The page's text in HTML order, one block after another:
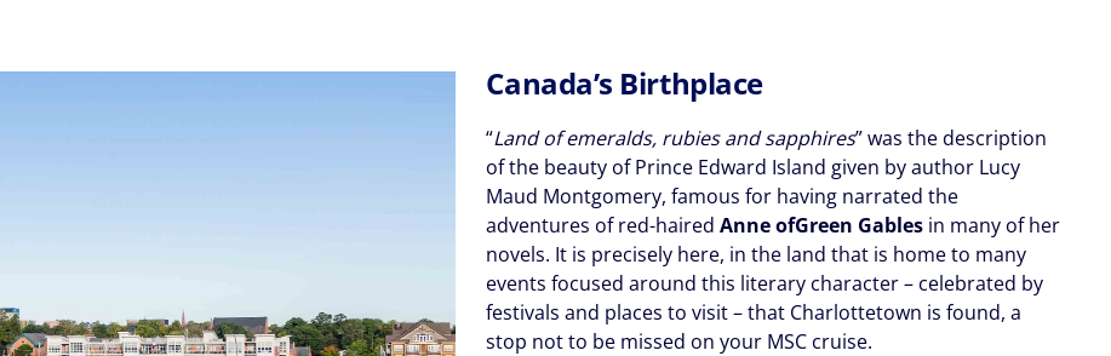
Canada’s Birthplace
“Land of emeralds, rubies and sapphires” was the description
of the beauty of Prince Edward Island given by author Lucy
Maud Montgomery, famous for having narrated the
adventures of red-hairedAnne ofGreen Gables in many of her
novels. It is precisely here, in the land that is home to many
events focused around this literary character – celebrated by
festivals and places to visit – that Charlottetown is found, a
stop not to be missed on your MSC cruise.